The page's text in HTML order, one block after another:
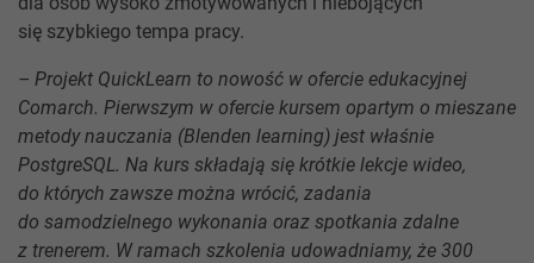
się szybkiego tempa pracy.
– Projekt QuickLearn to nowość w ofercie edukacyjnej
Comarch. Pierwszym w ofercie kursem opartym o mieszane
metody nauczania (Blenden learning) jest właśnie
PostgreSQL. Na kurs składają się krótkie lekcje wideo,
do których zawsze można wrócić, zadania
do samodzielnego wykonania oraz spotkania zdalne
z trenerem. W ramach szkolenia udowadniamy, że 300